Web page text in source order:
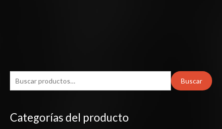
u
c
Buscar
Categorías del producto